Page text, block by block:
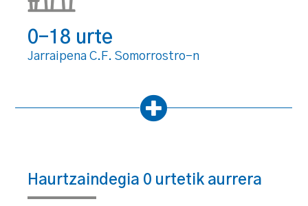
0-18 urte
Jarraipena C.F. Somorrostro-n
Haurtzaindegia 0 urtetik aurrera